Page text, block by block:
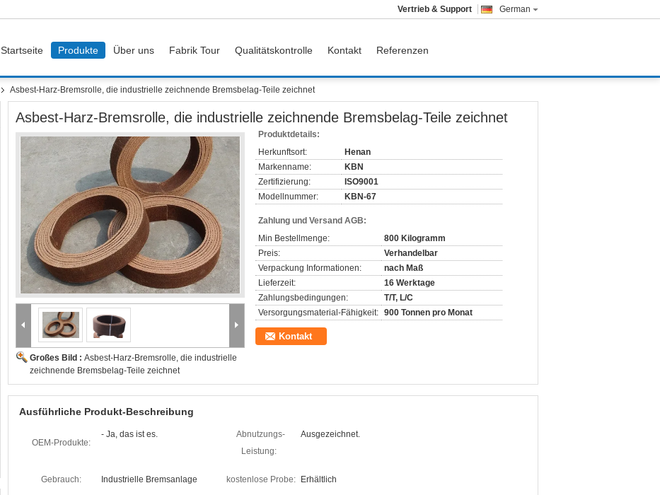
German
Vertrieb & Support
Startseite Produkte Über uns Fabrik Tour Qualitätskontrolle Kontakt Referenzen
Asbest-Harz-Bremsrolle, die industrielle zeichnende Bremsbelag-Teile zeichnet
Asbest-Harz-Bremsrolle, die industrielle zeichnende Bremsbelag-Teile zeichnet
Großes Bild : Asbest-Harz-Bremsrolle, die industrielle
zeichnende Bremsbelag-Teile zeichnet
Produktdetails:
Herkunftsort:
Henan
Markenname:
KBN
Zertifizierung:
ISO9001
Modellnummer:
KBN-67
Zahlung und Versand AGB:
Min Bestellmenge:
800 Kilogramm
Preis:
Verhandelbar
Verpackung Informationen:
nach Maß
Lieferzeit:
16 Werktage
Zahlungsbedingungen:
T/T, L/C
Versorgungsmaterial-Fähigkeit: 900 Tonnen pro Monat
Kontakt
Ausführliche Produkt-Beschreibung
OEM-Produkte:
- Ja, das ist es.
Abnutzungs-
Leistung:
Ausgezeichnet.
Gebrauch: Industrielle Bremsanlage kostenlose Probe: Erhältlich